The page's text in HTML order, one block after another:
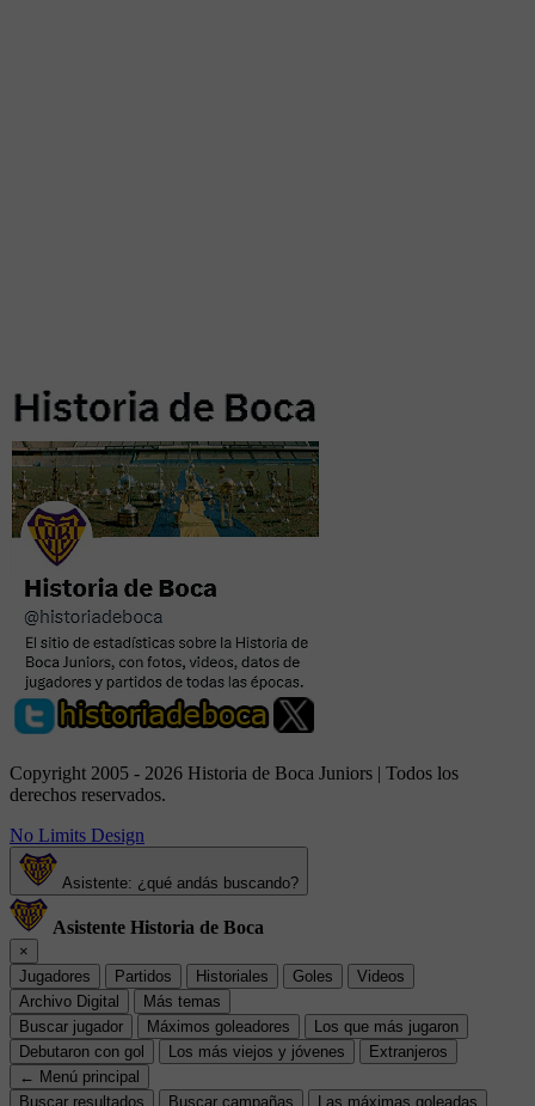
Copyright 2005 - 2026 Historia de Boca Juniors | Todos los
derechos reservados.
No Limits Design
Asistente: ¿qué andás buscando?
Asistente Historia de Boca
×
Jugadores
Partidos Historiales Goles
Videos
Archivo Digital
Más temas
Buscar jugador
Máximos goleadores
Los que más jugaron
Debutaron con gol
Los más viejos y jóvenes
Extranjeros
← Menú principal
Buscar resultados
Buscar campañas Las máximas goleadas